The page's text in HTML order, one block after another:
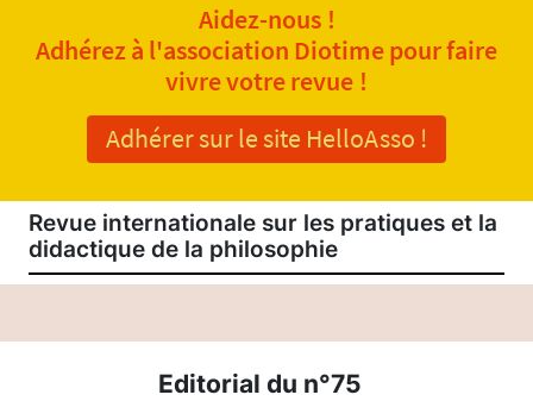
Aidez-nous !
Adhérez à l'association Diotime pour faire
vivre votre revue !
Adhérer sur le site HelloAsso !
Revue internationale sur les pratiques et la
didactique de la philosophie
Editorial du n°75